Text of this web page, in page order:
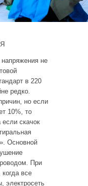
не
в 220
редко.
но если
10%, то
если скачок
Основной
При
все
электросеть